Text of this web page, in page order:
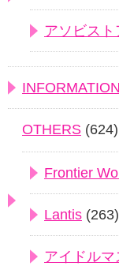
アソビスト
INFORMATION
OTHERS (624)
Frontier
Lantis (263)
アイドル